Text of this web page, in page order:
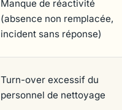
Manque de réactivité
(absence non remplacée,
incident sans réponse)
Turn-over excessif du
personnel de nettoyage